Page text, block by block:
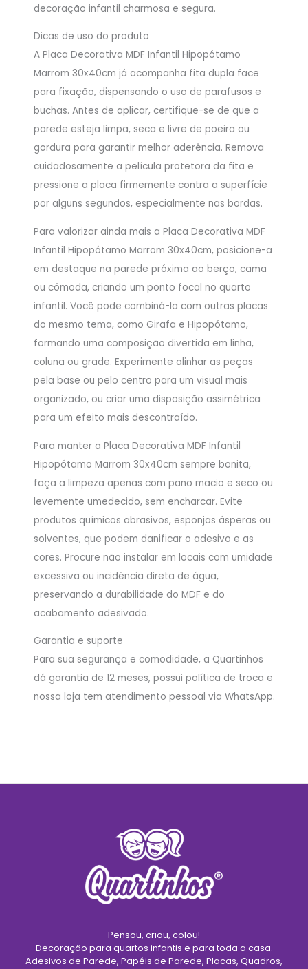
decoração infantil charmosa e segura.
Dicas de uso do produto
A Placa Decorativa MDF Infantil Hipopótamo
Marrom 30x40cm já acompanha fita dupla face
para fixação, dispensando o uso de parafusos e
buchas. Antes de aplicar, certifique-se de que a
parede esteja limpa, seca e livre de poeira ou
gordura para garantir melhor aderência. Remova
cuidadosamente a película protetora da fita e
pressione a placa firmemente contra a superfície
por alguns segundos, especialmente nas bordas.
Para valorizar ainda mais a Placa Decorativa MDF
Infantil Hipopótamo Marrom 30x40cm, posicione-a
em destaque na parede próxima ao berço, cama
ou cômoda, criando um ponto focal no quarto
infantil. Você pode combiná-la com outras placas
do mesmo tema, como Girafa e Hipopótamo,
formando uma composição divertida em linha,
coluna ou grade. Experimente alinhar as peças
pela base ou pelo centro para um visual mais
organizado, ou criar uma disposição assimétrica
para um efeito mais descontraído.
Para manter a Placa Decorativa MDF Infantil
Hipopótamo Marrom 30x40cm sempre bonita,
faça a limpeza apenas com pano macio e seco ou
levemente umedecido, sem encharcar. Evite
produtos químicos abrasivos, esponjas ásperas ou
solventes, que podem danificar o adesivo e as
cores. Procure não instalar em locais com umidade
excessiva ou incidência direta de água,
preservando a durabilidade do MDF e do
acabamento adesivado.
Garantia e suporte
Para sua segurança e comodidade, a Quartinhos
dá garantia de 12 meses, possui política de troca e
nossa loja tem atendimento pessoal via WhatsApp.
Pensou, criou, colou!
Decoração para quartos infantis e para toda a casa.
Adesivos de Parede, Papéis de Parede, Placas, Quadros,